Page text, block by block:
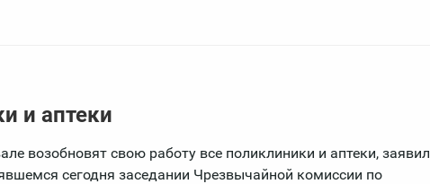
и аптеки
возобновят свою работу все поликлиники и аптеки, заявил
сегодня заседании Чрезвычайной комиссии по